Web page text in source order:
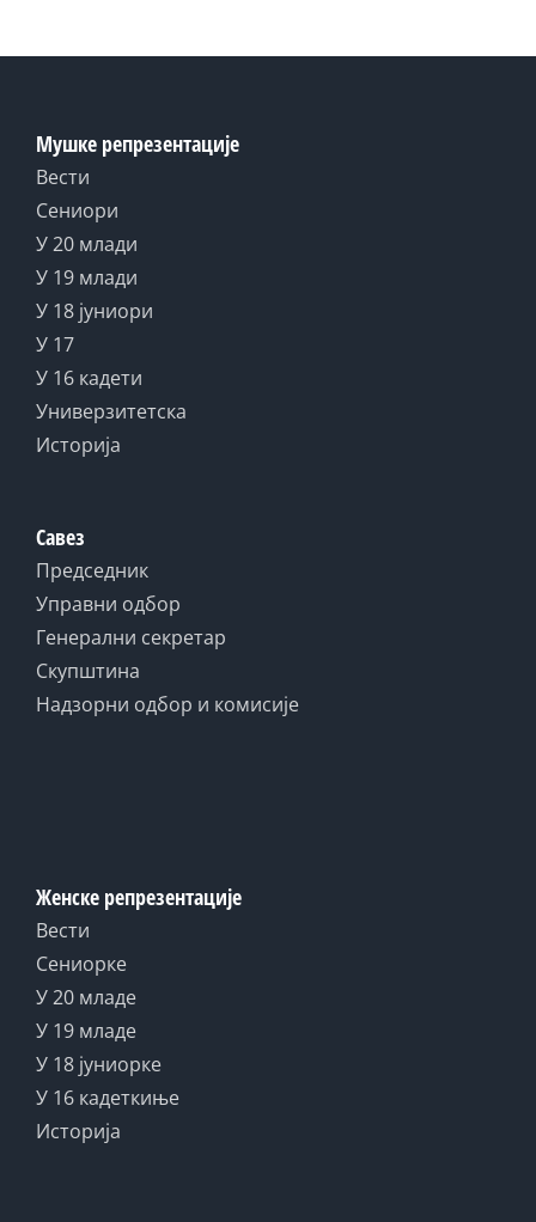
Мушке репрезентације
Вести
Сениори
У 20 млади
У 19 млади
У 18 јуниори
У 17
У 16 кадети
Универзитетска
Историја
Савез
Председник
Управни одбор
Генерални секретар
Скупштина
Надзорни одбор и комисије
Женске репрезентације
Вести
Сениорке
У 20 младе
У 19 младе
У 18 јуниорке
У 16 кадеткиње
Историја